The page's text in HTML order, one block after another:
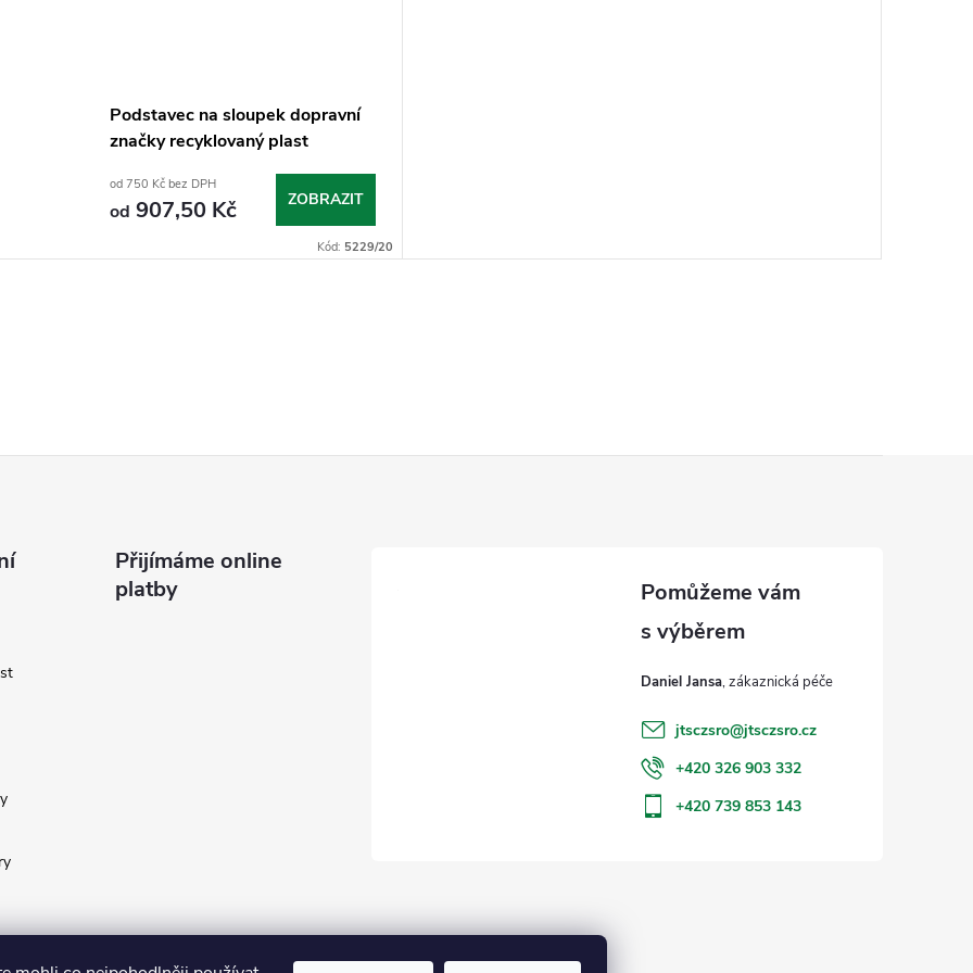
Podstavec na sloupek dopravní
značky recyklovaný plast
od 750 Kč bez DPH
od 907,50 Kč ZOBRAZIT
Kód: 5229/20
Přijímáme online
platby
Daniel Jansa
jtsczsro@jtsczsro.cz
+420 326 903 332
+420 739 853 143